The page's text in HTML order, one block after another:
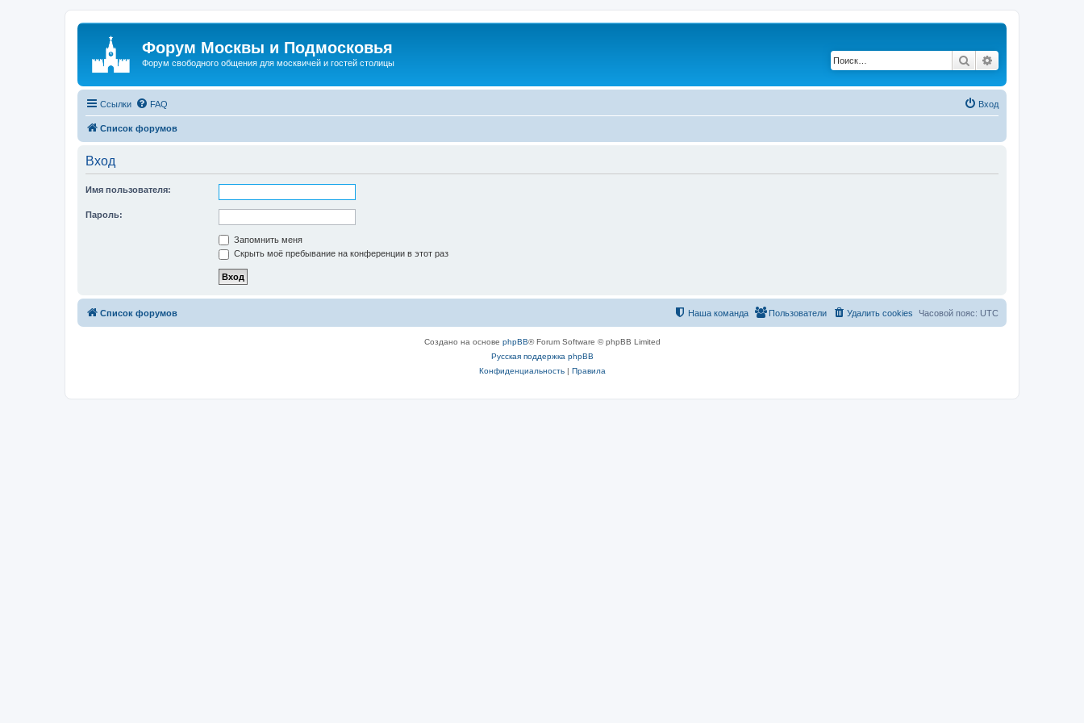
Форум Москвы и Подмосковья
Форум свободного общения для москвичей и гостей столицы Поиск
Ссылки FAQ Вход
Список форумов
Вход
Имя пользователя:
Пароль:
Запомнить меня
Скрыть моё пребывание на конференции в этот раз
Список форумов Часовой пояс: UTC
Удалить cookies
Пользователи
Наша команда
Создано на основе phpBB® Forum Software © phpBB Limited
Русская поддержка phpBB
Конфиденциальность| Правила